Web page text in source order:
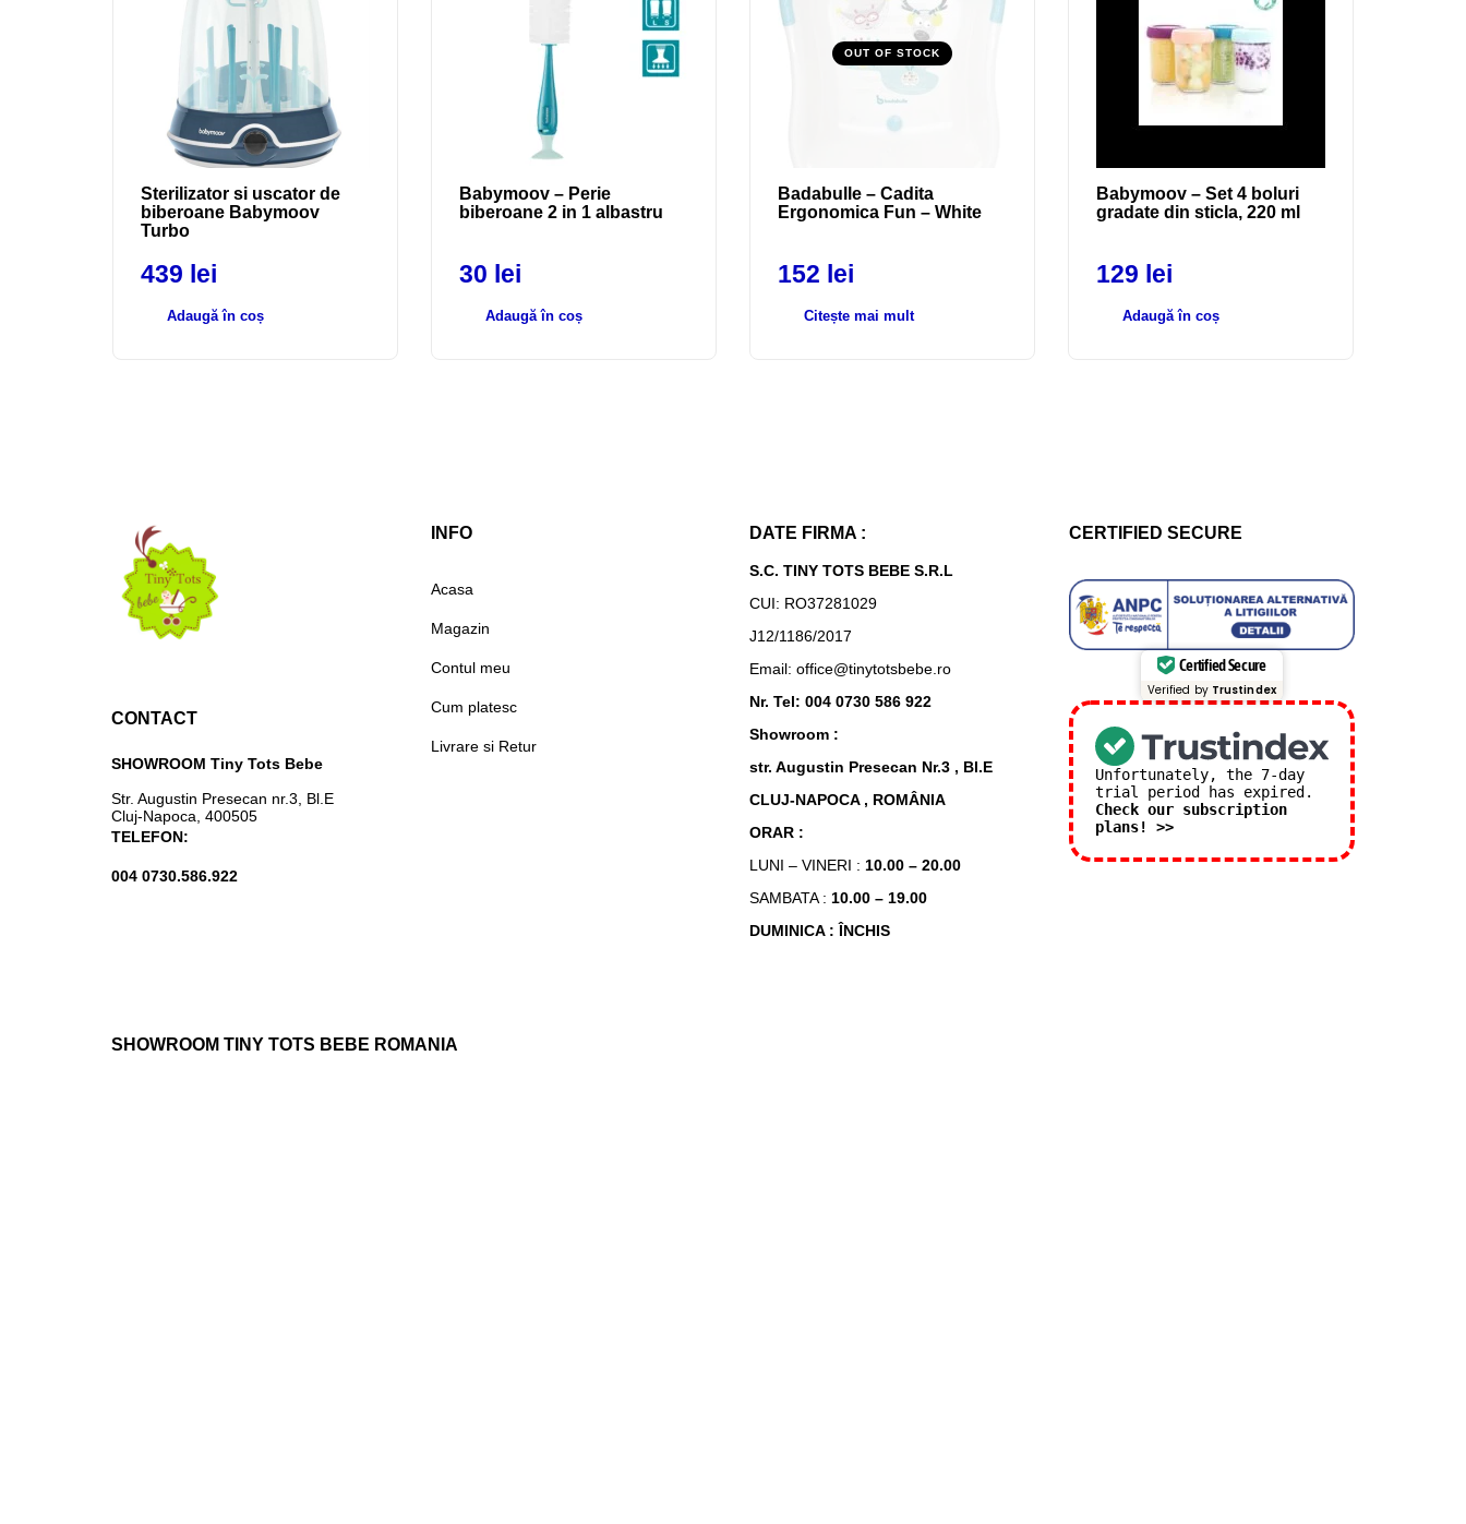
Sterilizator si uscator de
biberoane Babymoov
Turbo
439 lei
Adaugă în coș
Babymoov – Perie
biberoane 2 in 1 albastru
30 lei
Adaugă în coș
OUT OF STOCK
Badabulle – Cadita
Ergonomica Fun – White
152 lei
Citește mai mult
Babymoov – Set 4 boluri
gradate din sticla, 220 ml
129 lei
Adaugă în coș
CONTACT
SHOWROOM Tiny Tots Bebe
Str. Augustin Presecan nr.3, Bl.E
Cluj-Napoca, 400505
TELEFON:
004 0730.586.922
INFO
Acasa
Magazin
Contul meu
Cum platesc
Livrare si Retur
DATE FIRMA :
S.C. TINY TOTS BEBE S.R.L
CUI: RO37281029
J12/1186/2017
Email: office@tinytotsbebe.ro
Nr. Tel: 004 0730 586 922
Showroom :
str. Augustin Presecan Nr.3 , Bl.E
CLUJ-NAPOCA , ROMÂNIA
ORAR :
LUNI – VINERI : 10.00 – 20.00
SAMBATA : 10.00 – 19.00
DUMINICA : ÎNCHIS
CERTIFIED SECURE
Certified Secure
Verified by Trustindex
Unfortunately, the 7-day
trial period has expired.
Check our subscription
plans! >>
SHOWROOM TINY TOTS BEBE ROMANIA